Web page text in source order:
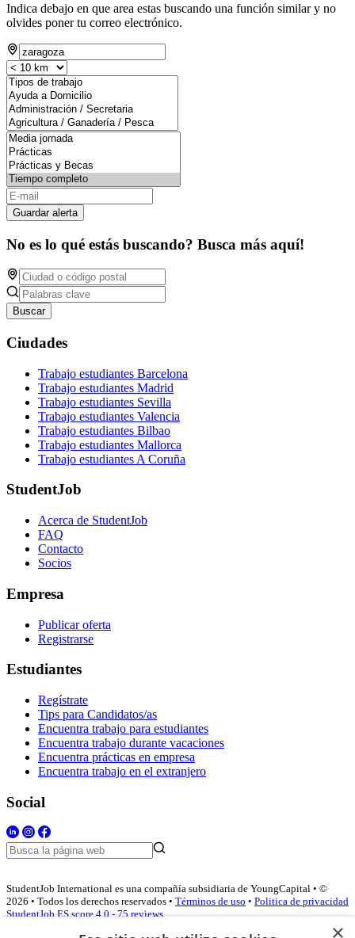
Indica debajo en que area estas buscando una función similar y no
olvides poner tu correo electrónico.
Guardar alerta
No es lo qué estás buscando? Busca más aquí!
Buscar
Ciudades
Trabajo estudiantes Barcelona
Trabajo estudiantes Madrid
Trabajo estudiantes Sevilla
Trabajo estudiantes Valencia
Trabajo estudiantes Bilbao
Trabajo estudiantes Mallorca
Trabajo estudiantes A Coruña
StudentJob
Acerca de StudentJob
FAQ
Contacto
Socios
Empresa
Publicar oferta
Registrarse
Estudiantes
Regístrate
Tips para Candidatos/as
Encuentra trabajo para estudiantes
Encuentra trabajo durante vacaciones
Encuentra prácticas en empresa
Encuentra trabajo en el extranjero
Social
StudentJob International es una compañía subsidiaria de YoungCapital • ©
2026 • Todos los derechos reservados • Términos de uso • Politica de privacidad
StudentJob ES score 4.0 - 75 reviews
×